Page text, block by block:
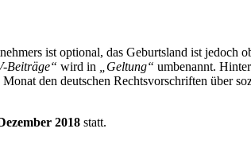
ist optional, das Geburtsland ist jedoch
Beiträge“ wird in „Geltung“ umbenannt.
den deutschen Rechtsvorschriften über
2018 statt.